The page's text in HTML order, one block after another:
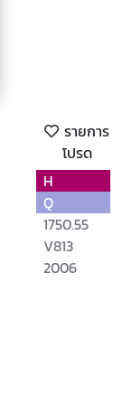
รายการ
โปรด
H
Q
1750.55
V813
2006